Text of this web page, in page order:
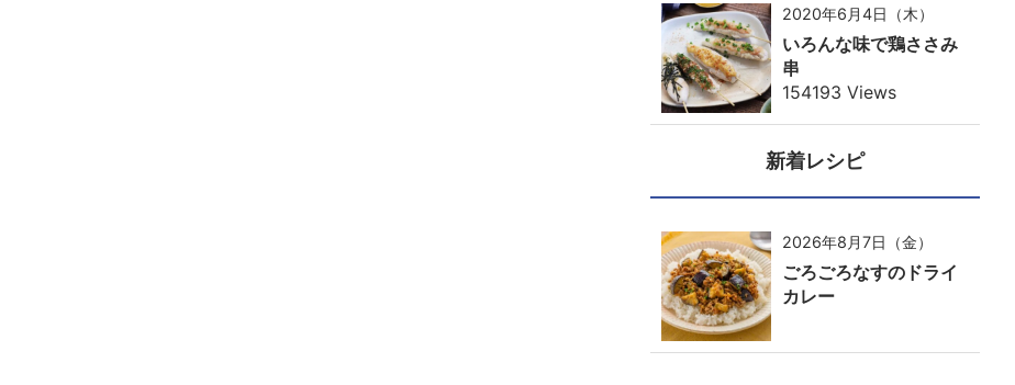
2020年6月4日（木）
いろんな味で鶏ささみ
串
154193 Views
新着レシピ
2026年8月7日（金）
ごろごろなすのドライ
カレー